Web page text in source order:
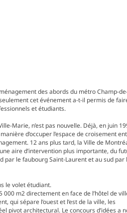
des abords du métro Champ-
cet événement a-t-il permis de
et étudiants.
Marie, n’est pas nouvelle. Déjà, en juin
d’occuper l’espace de croisement
12 ans plus tard, la Ville de
aire d’intervention plus importante, du
par le faubourg Saint-Laurent et au sud par
le volet étudiant.
m2 directement en face de l’hôtel de
qui sépare l’ouest et l’est de la ville, les
pivot architectural. Le concours d’idées a